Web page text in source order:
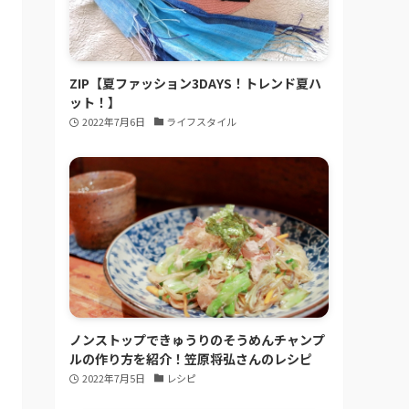
ZIP【夏ファッション3DAYS！トレンド夏ハ
ット！】
2022年7月6日 ライフスタイル
ノンストップできゅうりのそうめんチャンプ
ルの作り方を紹介！笠原将弘さんのレシピ
2022年7月5日 レシピ